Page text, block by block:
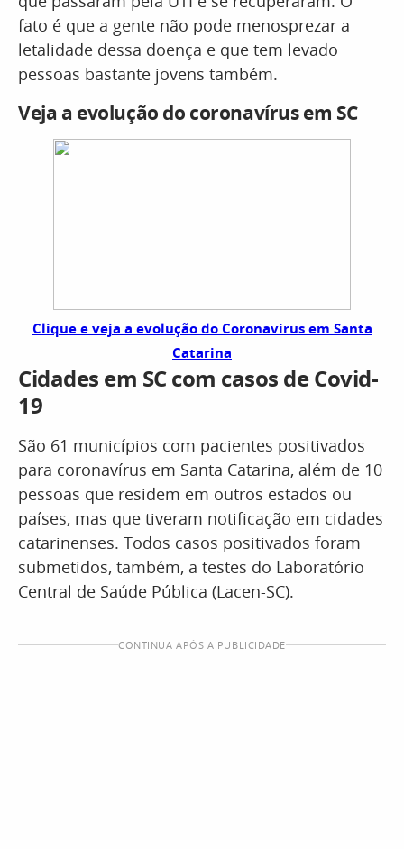
fato é que a gente não pode menosprezar a
letalidade dessa doença e que tem levado
pessoas bastante jovens também.
Veja a evolução do coronavírus em SC
Clique e veja a evolução do Coronavírus em Santa
Catarina
Cidades em SC com casos de Covid-
19
São 61 municípios com pacientes positivados
para coronavírus em Santa Catarina, além de 10
pessoas que residem em outros estados ou
países, mas que tiveram notificação em cidades
catarinenses. Todos casos positivados foram
submetidos, também, a testes do Laboratório
Central de Saúde Pública (Lacen-SC).
CONTINUA APÓS A PUBLICIDADE